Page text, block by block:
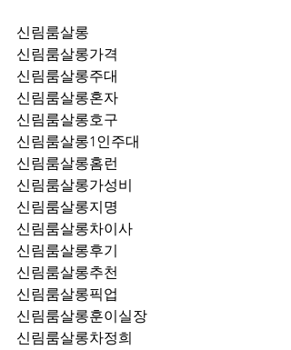
신림룸살롱
신림룸살롱가격
신림룸살롱주대
신림룸살롱혼자
신림룸살롱호구
신림룸살롱1인주대
신림룸살롱홈런
신림룸살롱가성비
신림룸살롱지명
신림룸살롱차이사
신림룸살롱후기
신림룸살롱추천
신림룸살롱훈이실장
신림룸살롱차정희